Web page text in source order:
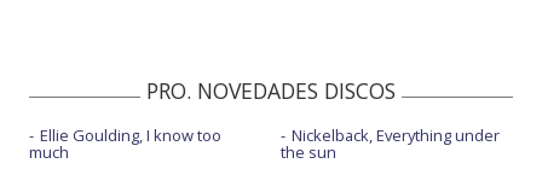
PRO. NOVEDADES DISCOS
Ellie Goulding, I know too
much
Nickelback, Everything under
the sun